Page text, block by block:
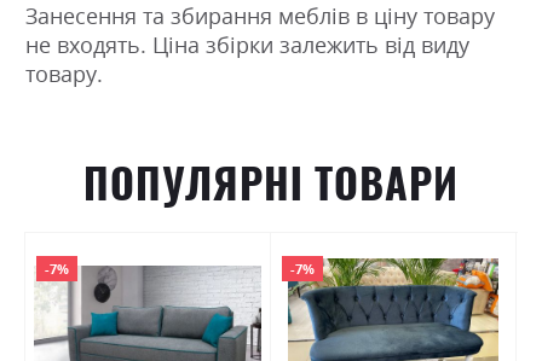
Занесення та збирання меблів в ціну товару
не входять. Ціна збірки залежить від виду
товару.
ПОПУЛЯРНІ ТОВАРИ
-7% -7%